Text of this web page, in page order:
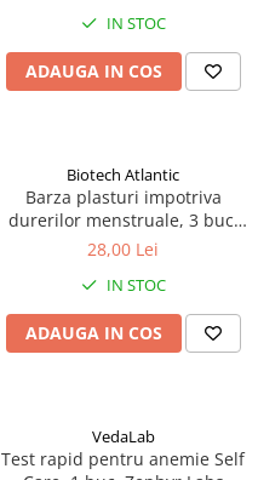
IN STOC
ADAUGA IN COS
Biotech Atlantic
Barza plasturi impotriva
durerilor menstruale, 3 buc.
Zephyr Labs
28,00 Lei
IN STOC
ADAUGA IN COS
VedaLab
Test rapid pentru anemie Self